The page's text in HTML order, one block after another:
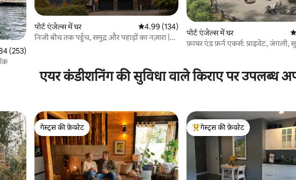
5 में से 4.84, 253 समीक्षाएँ
(253)
पोर्ट एंजेल्स में घर औसत रेटिंग 5 में से 4.99, 134 समीक्षाएँ
4.99 (134)
निजी बीच तक पहुँच, समुद्र और पहाड़ों का नज़ारा |
पोर्ट एंजेल्स में घर
फ़ायर एंड फ़र्न एकर्स: प्राइवेट, जंगली,
एयर कंडीशनिंग की सुविधा वाले किराए पर उपलब्ध
गेस्ट्स की फ़ेवरेट
गेस्ट्स की फ़ेवरेट
गेस्ट्स का टॉप फ़ेवरेट
गेस्ट्स की फ़ेवरेट